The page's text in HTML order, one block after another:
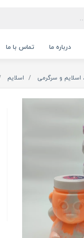
درباره ما تماس با ما
و سرگرمی اسلایم